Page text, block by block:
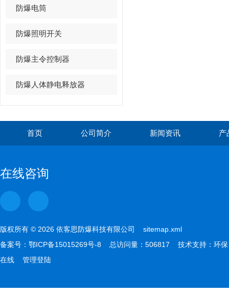
防爆电筒
防爆照明开关
防爆主令控制器
防爆人体静电释放器
首页 公司简介 新闻资讯 产
在线咨询
版权所有 © 2026 依客思防爆科技有限公司 sitemap.xml
备案号： 鄂ICP备15015269号-8 总访问量：506817 技术支持： 环保
在线
管理登陆